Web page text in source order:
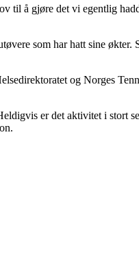
til å gjøre det vi egentlig
som har hatt sine økter.
og Norges
er det aktivitet i stort